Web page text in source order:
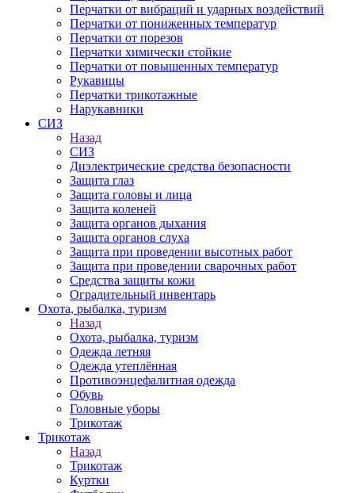
Перчатки от вибраций и ударных воздействий
Перчатки от пониженных температур
Перчатки от порезов
Перчатки химически стойкие
Перчатки от повышенных температур
Рукавицы
Перчатки трикотажные
Нарукавники
СИЗ
Назад
СИЗ
Диэлектрические средства безопасности
Защита глаз
Защита головы и лица
Защита коленей
Защита органов дыхания
Защита органов слуха
Защита при проведении высотных работ
Защита при проведении сварочных работ
Средства защиты кожи
Оградительный инвентарь
Охота, рыбалка, туризм
Назад
Охота, рыбалка, туризм
Одежда летняя
Одежда утеплённая
Противоэнцефалитная одежда
Обувь
Головные уборы
Трикотаж
Трикотаж
Назад
Трикотаж
Куртки